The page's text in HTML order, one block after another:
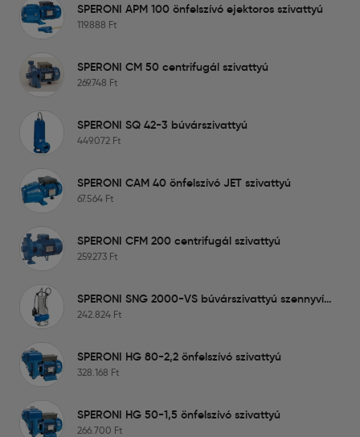
SPERONI APM 100 önfelszívó ejektoros szivattyú
119.888 Ft
SPERONI CM 50 centrifugál szivattyú
269.748 Ft
SPERONI SQ 42-3 búvárszivattyú
449.072 Ft
SPERONI CAM 40 önfelszívó JET szivattyú
67.564 Ft
SPERONI CFM 200 centrifugál szivattyú
259.273 Ft
SPERONI SNG 2000-VS búvárszivattyú szennyvízre
242.824 Ft
SPERONI HG 80-2,2 önfelszívó szivattyú
328.168 Ft
SPERONI HG 50-1,5 önfelszívó szivattyú
266.700 Ft